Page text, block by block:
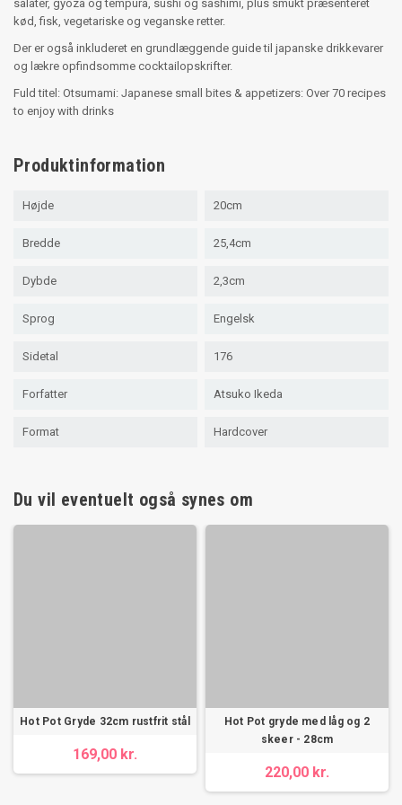
salater, gyoza og tempura, sushi og sashimi, plus smukt præsenteret
kød, fisk, vegetariske og veganske retter.
Der er også inkluderet en grundlæggende guide til japanske drikkevarer
og lækre opfindsomme cocktailopskrifter.
Fuld titel: Otsumami: Japanese small bites & appetizers: Over 70 recipes
to enjoy with drinks
Produktinformation
Højde 20cm
Bredde 25,4cm
Dybde 2,3cm
Sprog Engelsk
Sidetal 176
Forfatter Atsuko Ikeda
Format Hardcover
Du vil eventuelt også synes om
Hot Pot Gryde 32cm rustfrit stål
169,00 kr.
Hot Pot gryde med låg og 2
skeer - 28cm
220,00 kr.